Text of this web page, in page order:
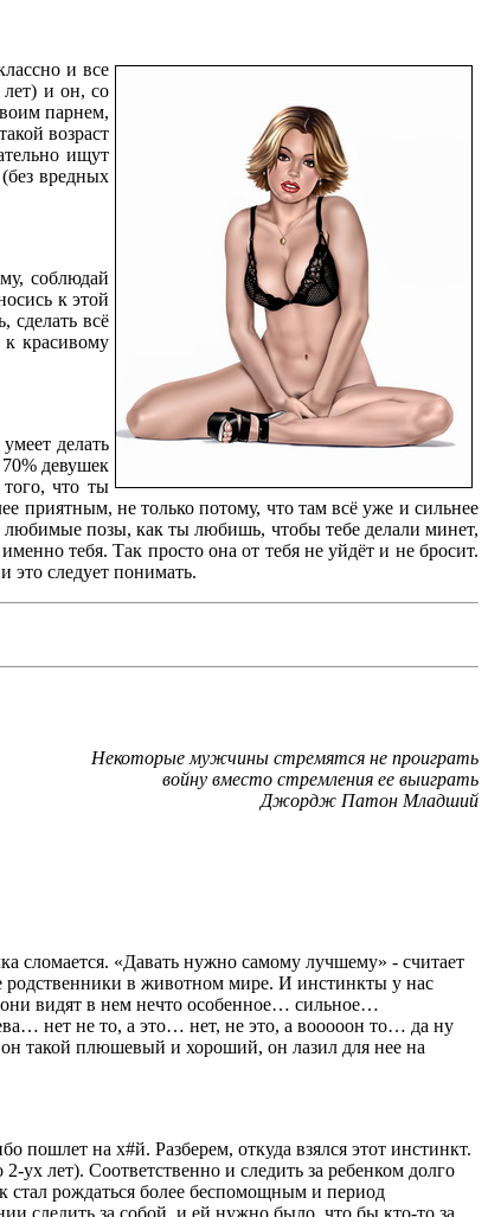
и все
лет) и он, со
парнем,
возраст
ищут
вредных
соблюдай
к этой
сделать всё
красивому
делать
девушек
что ты
приятным, не только потому, что там всё уже и сильнее
позы, как ты любишь, чтобы тебе делали минет,
тебя. Так просто она от тебя не уйдёт и не бросит.
это следует понимать.
Некоторые мужчины стремятся не проиграть
войну вместо стремления ее выиграть
Джордж Патон Младший
сломается. «Давать нужно самому лучшему» - считает
родственники в животном мире. И инстинкты у нас
они видят в нем нечто особенное… сильное…
нет не то, а это… нет, не это, а вооооон то… да ну
такой плюшевый и хороший, он лазил для нее на
на х#й. Разберем, откуда взялся этот инстинкт.
лет). Соответственно и следить за ребенком долго
стал рождаться более беспомощным и период
следить за собой, и ей нужно было, что бы кто-то за